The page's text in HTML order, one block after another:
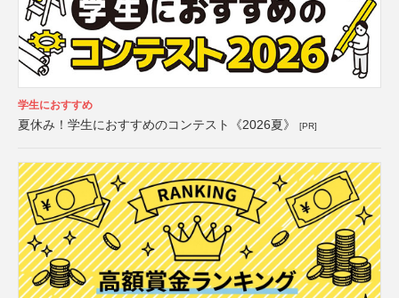
学生におすすめ
夏休み！学生におすすめのコンテスト《2026夏》 [PR]